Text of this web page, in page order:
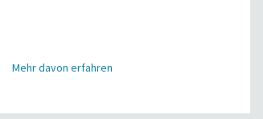
Mehr davon erfahren